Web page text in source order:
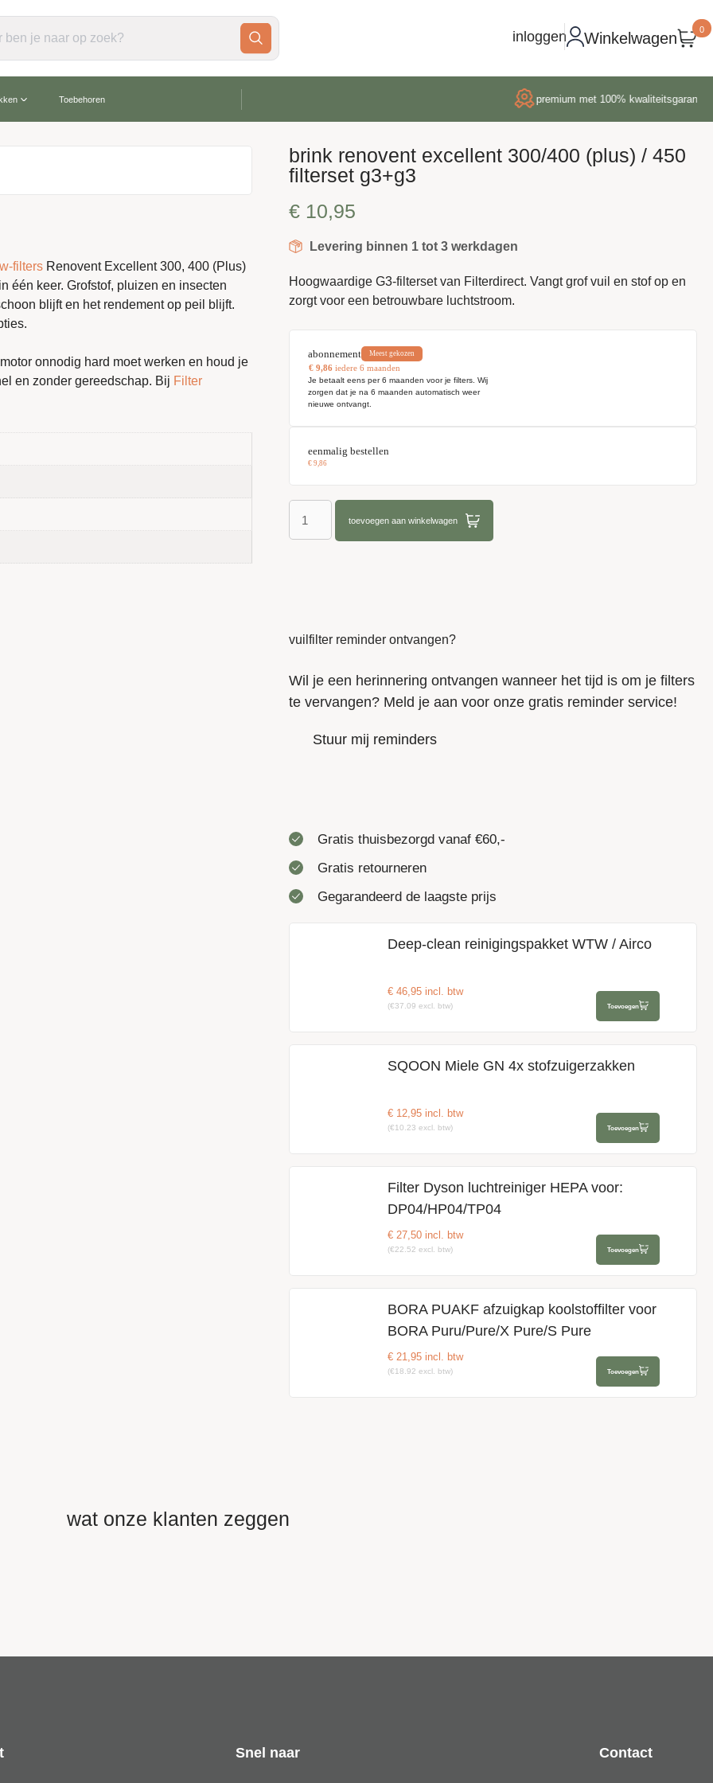
inloggen Winkelwagen 0
Toebehoren premium met 100% kwaliteitsgarantie
filters Renovent Excellent 300, 400 (Plus)
één keer. Grofstof, pluizen en insecten
blijft en het rendement op peil blijft.
onnodig hard moet werken en houd je
en zonder gereedschap. Bij Filter
(Plus) en 450
brink renovent excellent 300/400 (plus) / 450
filterset g3+g3
€ 10,95
Levering binnen 1 tot 3 werkdagen
Hoogwaardige G3-filterset van Filterdirect. Vangt grof vuil en stof op en
zorgt voor een betrouwbare luchtstroom.
eenmalig bestellen
€9,86
abonnement Meest gekozen
€ 9,86 iedere 6 maanden
Je betaalt eens per 6 maanden voor je filters. Wij
zorgen dat je na 6 maanden automatisch weer
nieuwe ontvangt.
toevoegen aan winkelwagen
vuilfilter reminder ontvangen?
Wil je een herinnering ontvangen wanneer het tijd is om je filters
te vervangen? Meld je aan voor onze gratis reminder service!
Stuur mij reminders
Gratis thuisbezorgd vanaf €60,-
Gratis retourneren
Gegarandeerd de laagste prijs
Deep-clean reinigingspakket WTW / Airco
€ 46,95 incl. btw
(€37.09 excl. btw) Toevoegen
SQOON Miele GN 4x stofzuigerzakken
€ 12,95 incl. btw
(€10.23 excl. btw) Toevoegen
Filter Dyson luchtreiniger HEPA voor:
DP04/HP04/TP04
€ 27,50 incl. btw
(€22.52 excl. btw) Toevoegen
BORA PUAKF afzuigkap koolstoffilter voor
BORA Puru/Pure/X Pure/S Pure
€ 21,95 incl. btw
(€18.92 excl. btw) Toevoegen
wat onze klanten zeggen
Snel naar Contact